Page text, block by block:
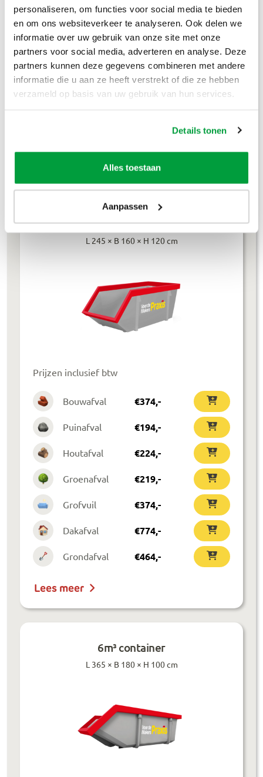
personaliseren, om functies voor social media te bieden
en om ons websiteverkeer te analyseren. Ook delen we
informatie over uw gebruik van onze site met onze
partners voor social media, adverteren en analyse. Deze
partners kunnen deze gegevens combineren met andere
informatie die u aan ze heeft verstrekt of die ze hebben
verzameld op basis van uw gebruik van hun services.
Details tonen
Alles toestaan
Aanpassen
Houtafval €199,-
Groenafval €194,-
Grofvuil €304,-
4m³ container
L 245 × B 160 × H 120 cm
Prijzen inclusief btw
Bouwafval €374,-
Puinafval €194,-
Houtafval €224,-
Groenafval €219,-
Grofvuil €374,-
Dakafval €774,-
Grondafval €464,-
Lees meer
6m³ container
L 365 × B 180 × H 100 cm